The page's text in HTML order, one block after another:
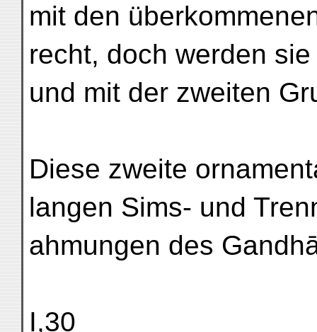
mit den
recht, doch werden
und mit der zweiten
Diese zweite
langen Sims- und
ahmungen des
I,30